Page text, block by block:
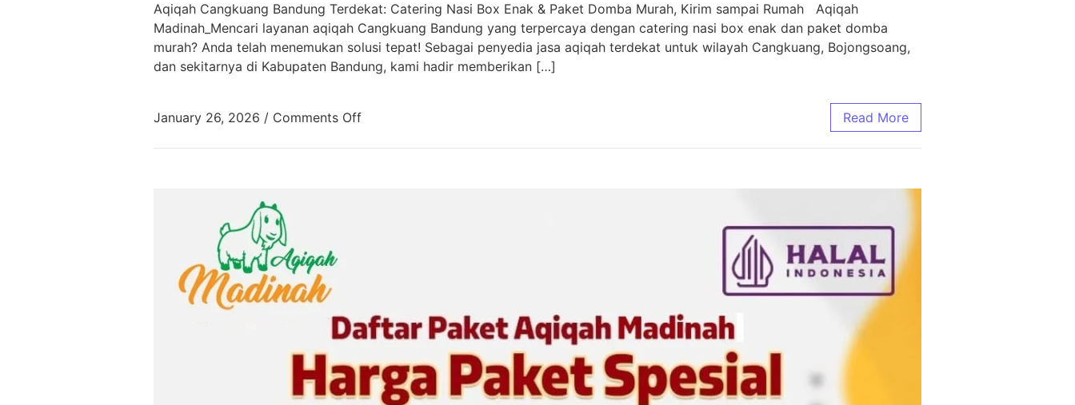
Aqiqah Cangkuang Bandung Terdekat: Catering Nasi Box Enak & Paket Domba Murah, Kirim sampai Rumah Aqiqah
Madinah_Mencari layanan aqiqah Cangkuang Bandung yang terpercaya dengan catering nasi box enak dan paket domba
murah? Anda telah menemukan solusi tepat! Sebagai penyedia jasa aqiqah terdekat untuk wilayah Cangkuang, Bojongsoang,
dan sekitarnya di Kabupaten Bandung, kami hadir memberikan […]
January 26, 2026 / Comments Off Read More